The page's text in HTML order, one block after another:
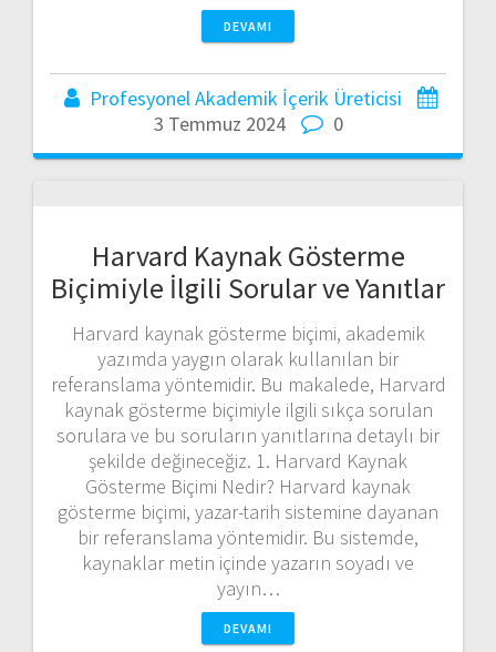
DEVAMI
Profesyonel Akademik İçerik Üreticisi
3 Temmuz 2024
0
Harvard Kaynak Gösterme
Biçimiyle İlgili Sorular ve Yanıtlar
Harvard kaynak gösterme biçimi, akademik
yazımda yaygın olarak kullanılan bir
referanslama yöntemidir. Bu makalede, Harvard
kaynak gösterme biçimiyle ilgili sıkça sorulan
sorulara ve bu soruların yanıtlarına detaylı bir
şekilde değineceğiz. 1. Harvard Kaynak
Gösterme Biçimi Nedir? Harvard kaynak
gösterme biçimi, yazar-tarih sistemine dayanan
bir referanslama yöntemidir. Bu sistemde,
kaynaklar metin içinde yazarın soyadı ve
yayın…
DEVAMI